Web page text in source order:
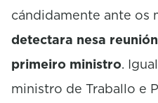
cándidamente ante os
detectara nesa
primeiro ministro.
ministro de Traballo e